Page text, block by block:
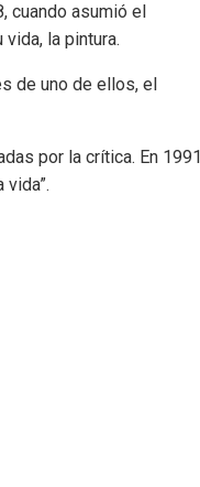
cuando asumió el
la pintura.
de uno de ellos, el
por la crítica. En 1991